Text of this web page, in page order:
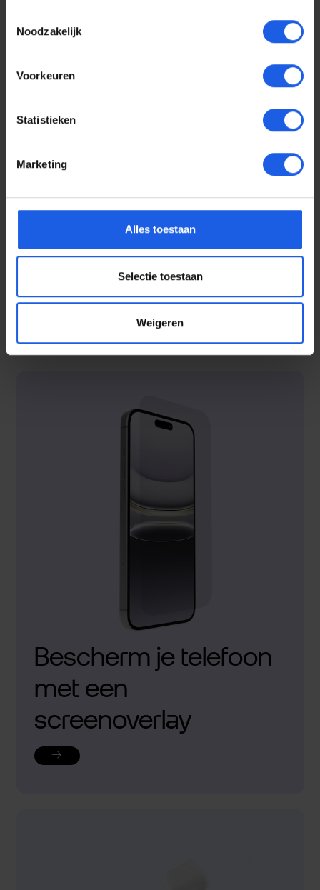
Noodzakelijk
Voorkeuren
Statistieken
Marketing
Alles toestaan
Selectie toestaan
Weigeren
Voor elke telefoon een
oortje
Bescherm je telefoon
met een
screenoverlay